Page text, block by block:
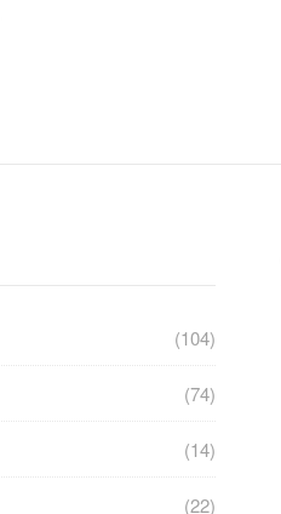
(104)
(74)
(14)
(22)